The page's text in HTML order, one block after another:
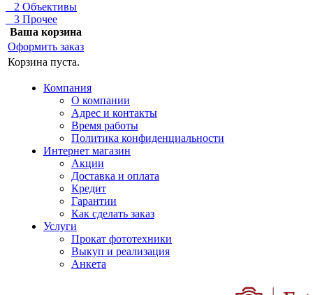
2 Объективы
3 Прочее
Ваша корзина
Оформить заказ
Корзина пуста.
Компания
О компании
Адрес и контакты
Время работы
Политика конфиденциальности
Интернет магазин
Акции
Доставка и оплата
Кредит
Гарантии
Как сделать заказ
Услуги
Прокат фототехники
Выкуп и реализация
Анкета